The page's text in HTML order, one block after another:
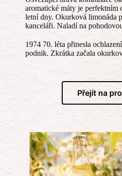
aromatické máty je perfektním
letní dny. Okurková limonáda
kanceláři. Naladí na
1974 70. léta přinesla
podnik. Zkrátka začala
Přejít na